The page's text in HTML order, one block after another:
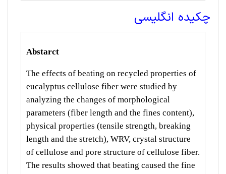
چکیده انگلیسی
Abstarct
The effects of beating on recycled properties of
eucalyptus cellulose fiber were studied by
analyzing the changes of morphological
parameters (fiber length and the fines content),
physical properties (tensile strength, breaking
length and the stretch), WRV, crystal structure
of cellulose and pore structure of cellulose fiber.
The results showed that beating caused the fine